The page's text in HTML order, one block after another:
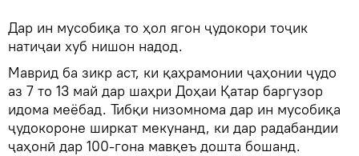
Дар ин мусобиқа то ҳол ягон ҷудокори тоҷик
натиҷаи хуб нишон надод.
Маврид ба зикр аст, ки қаҳрамонии ҷаҳонии ҷудо
аз 7 то 13 май дар шаҳри Доҳаи Қатар баргузор
идома меёбад. Тибқи низомнома дар ин мусобиқа
ҷудокороне ширкат мекунанд, ки дар радабандии
ҷаҳонӣ дар 100-гона мавқеъ дошта бошанд.